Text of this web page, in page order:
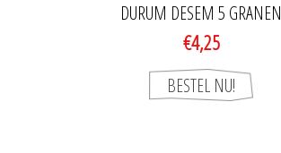
DURUM DESEM 5 GRANEN
€4,25